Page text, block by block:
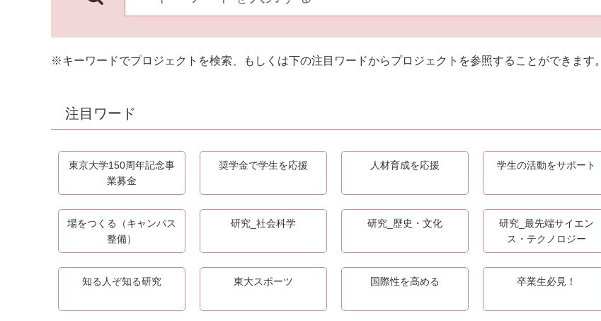
※キーワードでプロジェクトを検索、もしくは下の注目ワードからプロジェクトを参照することができます。
注目ワード
東京大学150周年記念事
業募金
奨学金で学生を応援 人材育成を応援 学生の活動をサポート
場をつくる（キャンパス
整備）
研究_社会科学 研究_歴史・文化
研究_最先端サイエン
ス・テクノロジー
知る人ぞ知る研究 東大スポーツ 国際性を高める 卒業生必見！